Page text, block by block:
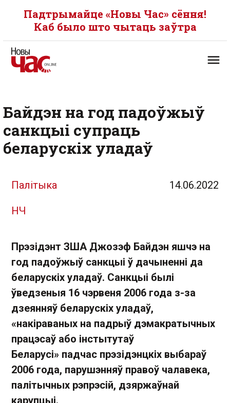
Падтрымайце «Новы Час» сёння!
Каб было што чытаць заўтра
Байдэн на год падоўжыў
санкцыі супраць
беларускіх уладаў
Палітыка 14.06.2022
НЧ
Прэзідэнт ЗША Джозэф Байдэн яшчэ на
год падоўжыў санкцыі ў дачыненні да
беларускіх уладаў. Санкцыі былі
ўведзеныя 16 чэрвеня 2006 года з-за
дзеянняў беларускіх уладаў,
«накіраваных на падрыў дэмакратычных
працэсаў або інстытутаў
Беларусі» падчас прэзідэнцкіх выбараў
2006 года, парушэнняў правоў чалавека,
палітычных рэпрэсій, дзяржаўнай
карупцыі.